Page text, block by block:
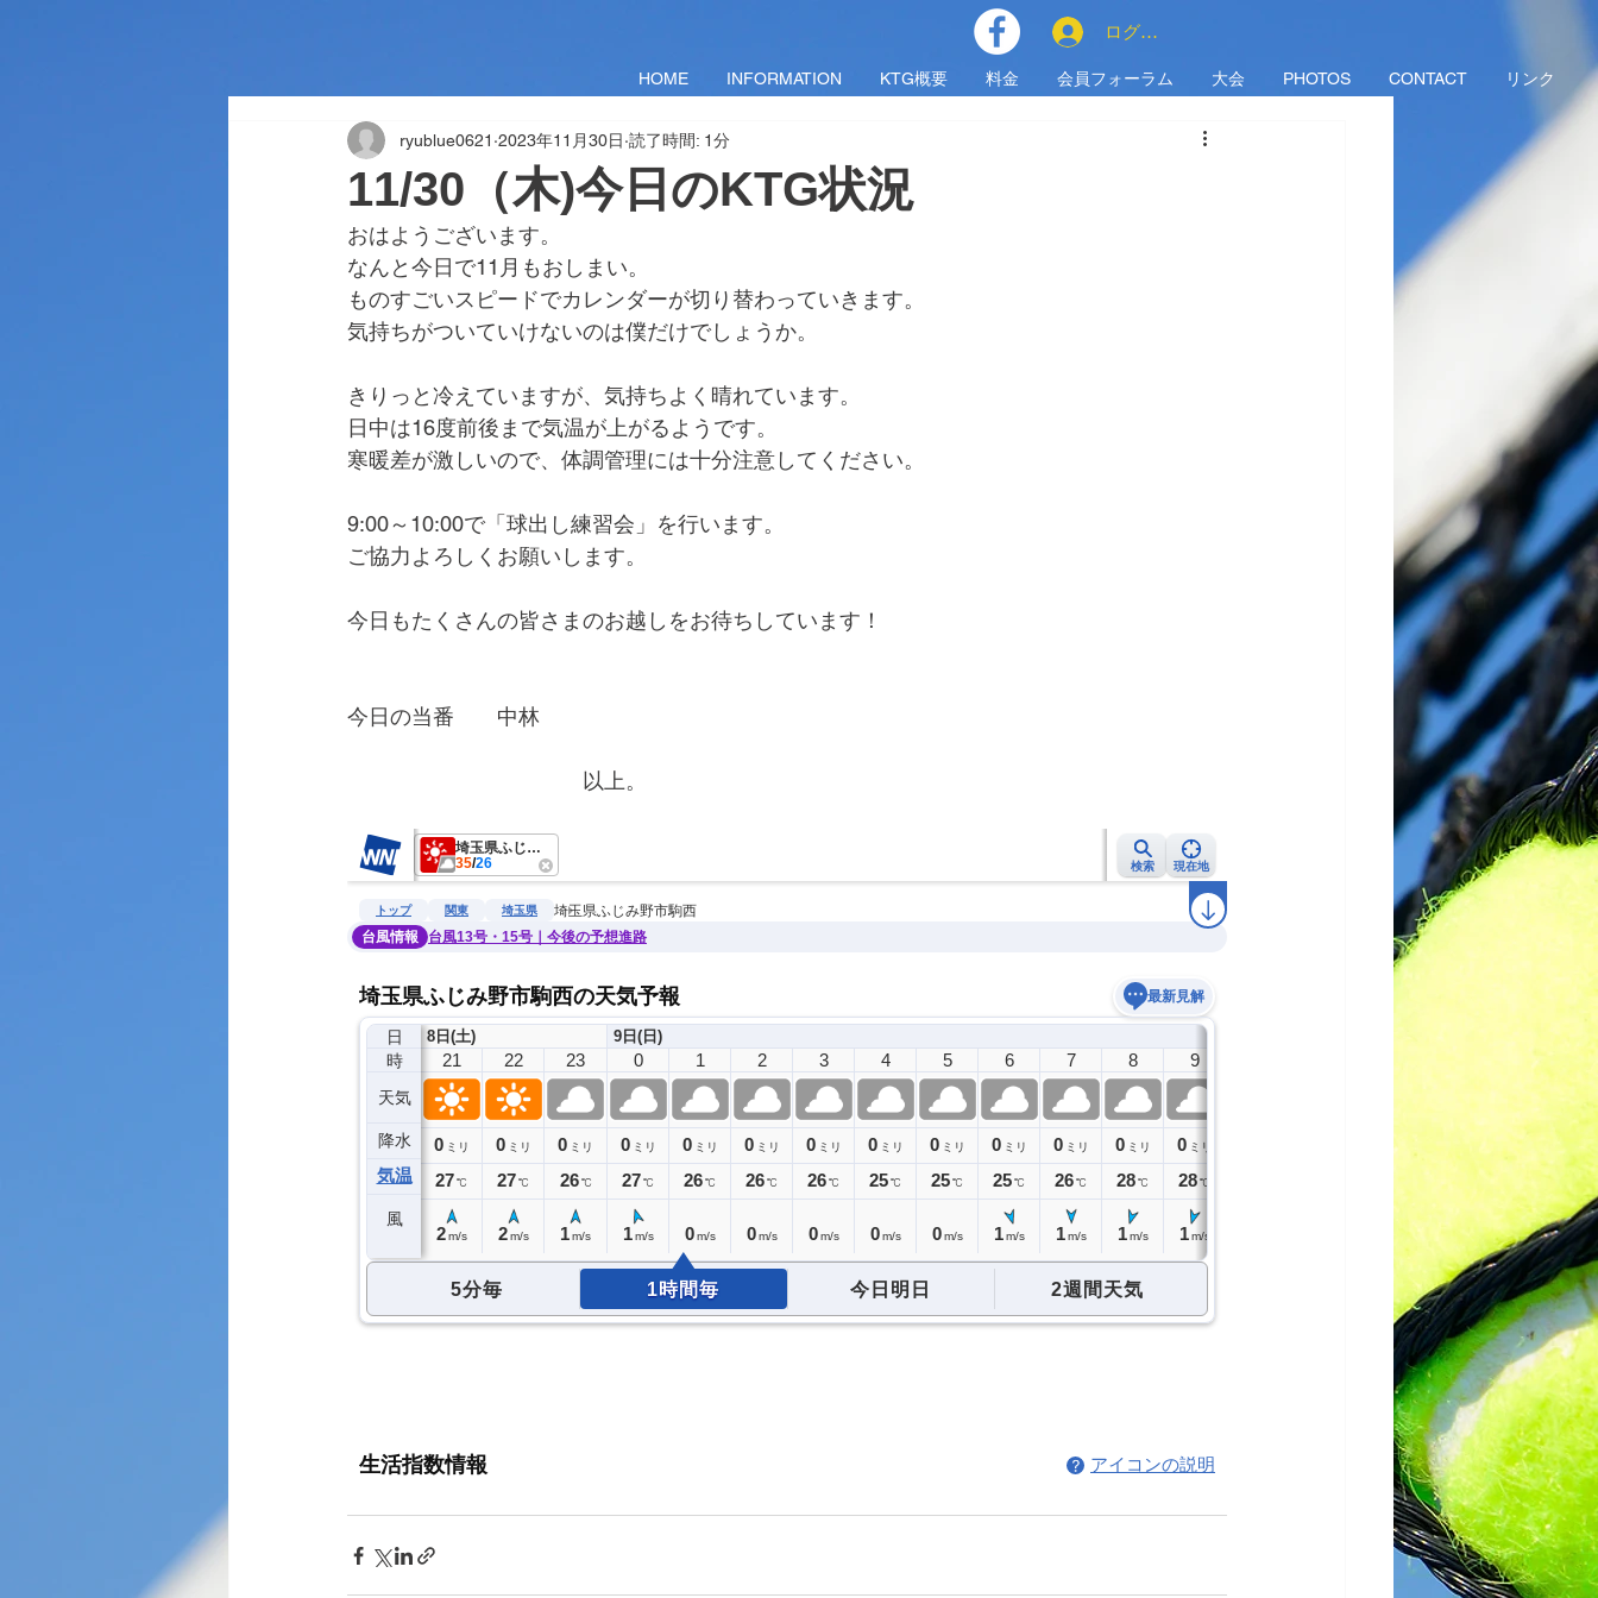
HOME INFORMATION KTG概要 料金 会員フォーラム 大会 PHOTOS CONTACT リンク
ログイン
11/30（木)今日のKTG状況
ryublue0621 2023年11月30日 読了時間: 1分
おはようございます。
なんと今日で11月もおしまい。
ものすごいスピードでカレンダーが切り替わっていきます。
気持ちがついていけないのは僕だけでしょうか。
きりっと冷えていますが、気持ちよく晴れています。
日中は16度前後まで気温が上がるようです。
寒暖差が激しいので、体調管理には十分注意してください。
9:00～10:00で「球出し練習会」を行います。
ご協力よろしくお願いします。
今日もたくさんの皆さまのお越しをお待ちしています！
今日の当番　　中林
以上。